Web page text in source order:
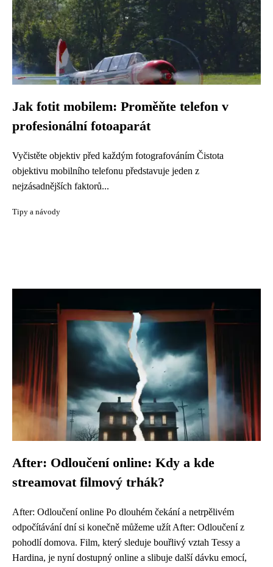
Jak fotit mobilem: Proměňte telefon v
profesionální fotoaparát
Vyčistěte objektiv před každým fotografováním Čistota
objektivu mobilního telefonu představuje jeden z
nejzásadnějších faktorů...
Tipy a návody
After: Odloučení online: Kdy a kde
streamovat filmový trhák?
After: Odloučení online Po dlouhém čekání a netrpělivém
odpočítávání dní si konečně můžeme užít After: Odloučení z
pohodlí domova. Film, který sleduje bouřlivý vztah Tessy a
Hardina, je nyní dostupný online a slibuje další dávku emocí,